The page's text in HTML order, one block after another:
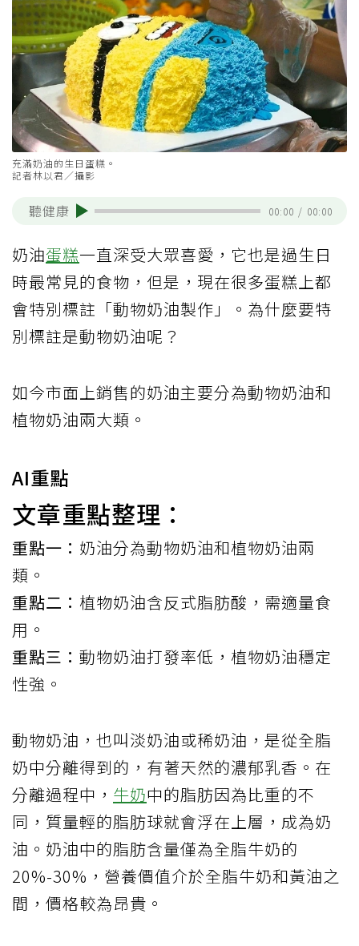
充滿奶油的生日蛋糕。
記者林以君／攝影
聽健康 00:00 / 00:00
奶油蛋糕一直深受大眾喜愛，它也是過生日
時最常見的食物，但是，現在很多蛋糕上都
會特別標註「動物奶油製作」。為什麼要特
別標註是動物奶油呢？
如今市面上銷售的奶油主要分為動物奶油和
植物奶油兩大類。
AI重點
文章重點整理：
重點一： 奶油分為動物奶油和植物奶油兩
類。
重點二： 植物奶油含反式脂肪酸，需適量食
用。
重點三： 動物奶油打發率低，植物奶油穩定
性強。
動物奶油，也叫淡奶油或稀奶油，是從全脂
奶中分離得到的，有著天然的濃郁乳香。在
分離過程中， 牛奶中的脂肪因為比重的不
同，質量輕的脂肪球就會浮在上層，成為奶
油。奶油中的脂肪含量僅為全脂牛奶的
20%-30%，營養價值介於全脂牛奶和黃油之
間，價格較為昂貴。